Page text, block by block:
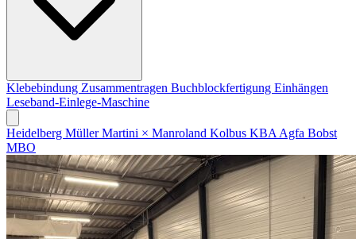
Klebebindung Zusammentragen Buchblockfertigung Einhängen
Leseband-Einlege-Maschine
Heidelberg Müller Martini × Manroland Kolbus KBA Agfa Bobst
MBO